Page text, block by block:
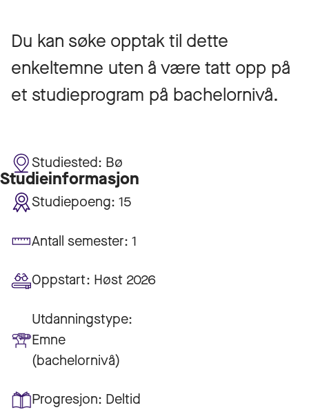
Du kan søke opptak til dette
enkeltemne uten å være tatt opp på
et studieprogram på bachelornivå.
Studieinformasjon
Studiested: Bø
Studiepoeng: 15
Antall semester: 1
Oppstart: Høst 2026
Utdanningstype:
Emne
(bachelornivå)
Progresjon: Deltid